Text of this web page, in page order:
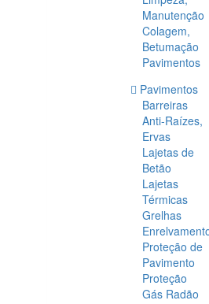
Manutenção
Colagem,
Betumação
Pavimentos
Pavimentos
Barreiras
Anti-Raízes,
Ervas
Lajetas de
Betão
Lajetas
Térmicas
Grelhas
Proteção de
Pavimento
Proteção
Gás Radão